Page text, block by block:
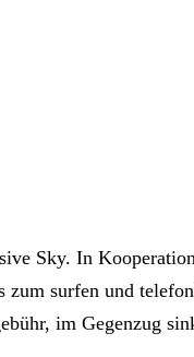
Sky. In
surfen und
im Gegenzug